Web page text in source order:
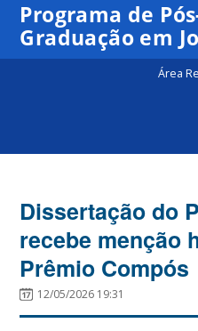
Programa de
Graduação em
Área
Dissertação do
recebe menção
Prêmio Compós
12/05/2026 19:31